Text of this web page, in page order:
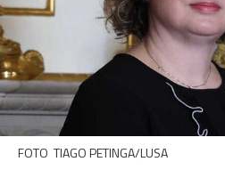
FOTO TIAGO PETINGA/LUSA